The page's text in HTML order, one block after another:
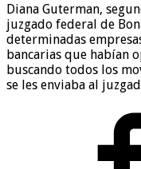
Diana Guterman,
juzgado federal de
determinadas
bancarias que habían
buscando todos los
se les enviaba al